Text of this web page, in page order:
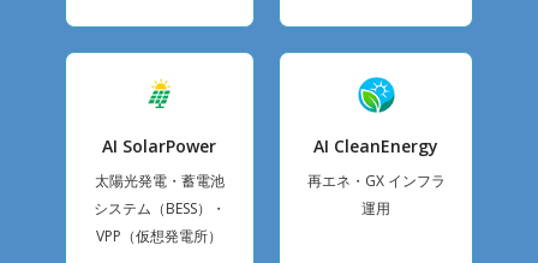
AI SolarPower
太陽光発電・蓄電池
システム（BESS）・
VPP（仮想発電所）
AI CleanEnergy
再エネ・GX インフラ
運用